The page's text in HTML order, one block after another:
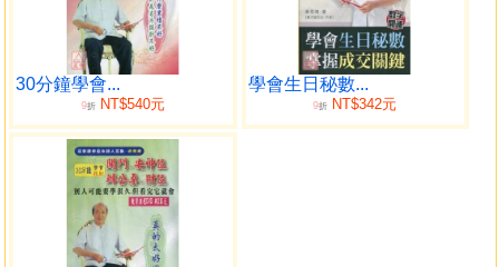
30分鐘學會...
9折NT$540元
學會生日秘數...
9折 NT$342元